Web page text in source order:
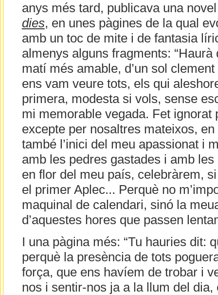
anys més tard, publicava una
dies, en unes pàgines de la qual
amb un toc de mite i de fantasia
almenys alguns fragments:
matí més amable, d’un sol
ens vam veure tots, els qui
primera, modesta si vols, sense
mi memorable vegada. Fet ignorat
excepte per nosaltres mateixos,
també l’inici del meu apassionat i
amb les pedres gastades i amb les
en flor del meu país, celebràrem,
el primer Aplec... Perquè no
maquinal de calendari, sinó la
d’aquestes hores que passen
I una pàgina més: “Tu hauries dit:
perquè la presència de tots
força, que ens havíem de trobar i
nos i sentir-nos ja a la llum del